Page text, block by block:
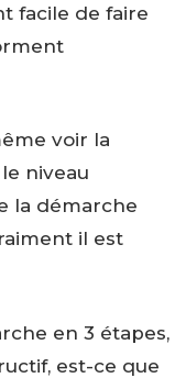
facile de faire
voir la
niveau
la démarche
il est
en 3 étapes,
est-ce que